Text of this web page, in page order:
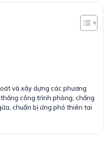
và xây dựng các phương
công trình phòng, chống
chuẩn bị ứng phó thiên tai